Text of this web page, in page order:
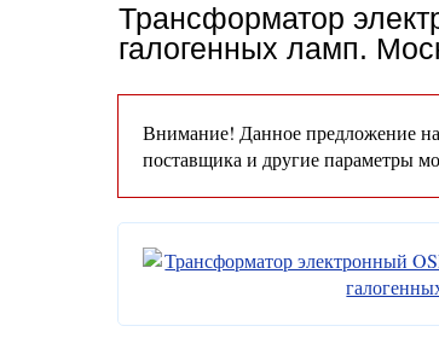
Трансформатор
галогенных ламп.
Внимание! Данное предложение
поставщика и другие параметры